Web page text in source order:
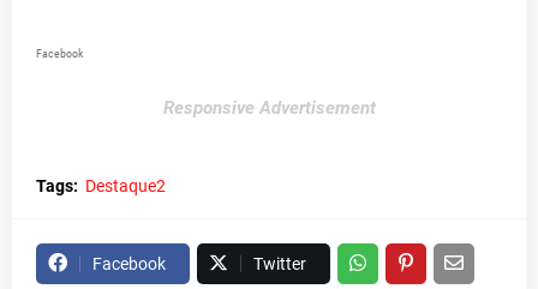
Facebook
Responsive Advertisement
Tags: Destaque2
Facebook Twitter